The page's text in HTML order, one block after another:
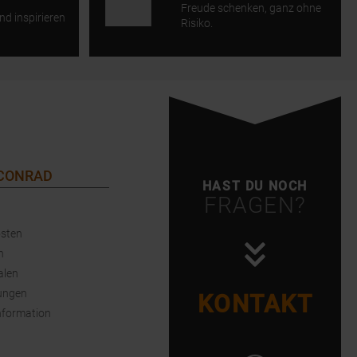
inspirieren
Freude schenken, ganz ohne
Risiko.
HAST DU NOCH
FRAGEN?
KONTAKT